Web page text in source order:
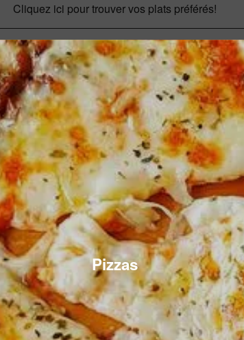
Cliquez ici pour trouver vos plats préférés!
Pizzas